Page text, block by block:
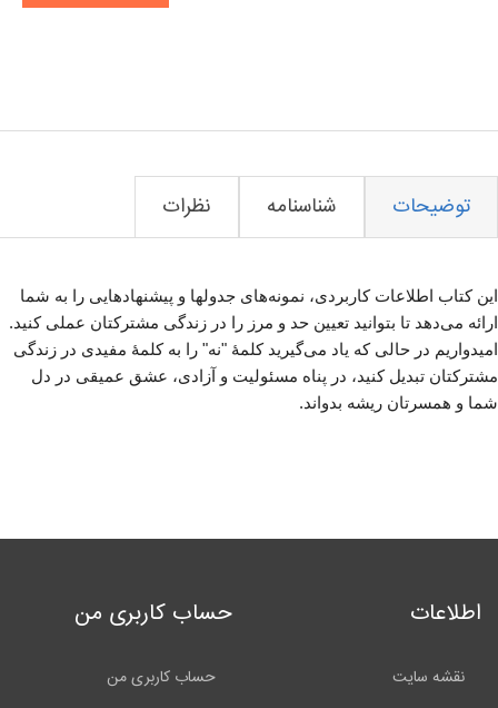
توضیحات شناسنامه نظرات
این کتاب اطلاعات کاربردی، نمونه‌های جدولها و پیشنهادهایی را به شما
ارائه می‌دهد تا بتوانید تعیین حد و مرز را در زندگی مشترکتان عملی کنید.
امیدواریم در حالی که یاد می‌گیرید کلمهٔ "نه" را به کلمهٔ مفیدی در زندگی
مشترکتان تبدیل کنید، در پناه مسئولیت و آزادی، عشق عمیقی در دل
شما و همسرتان ریشه بدواند.
اطلاعات
نقشه سایت
حساب کاربری من
حساب کاربری من